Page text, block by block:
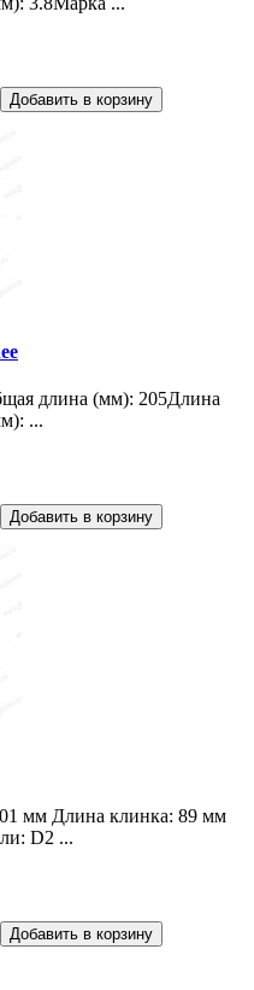
длина (мм): 205Длина
...
мм Длина клинка: 89 мм
D2 ...